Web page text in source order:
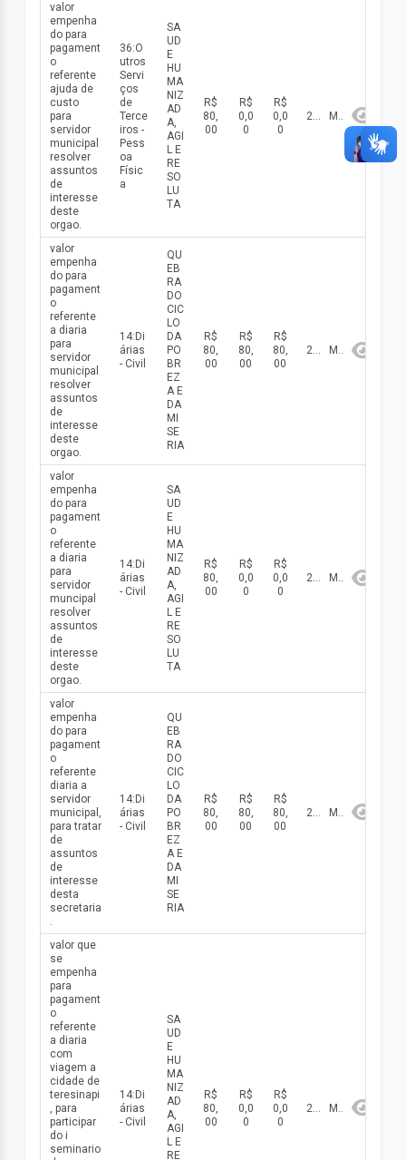
valor
empenha
do para
pagament
o
referente
ajuda de
custo
para
servidor
municipal
resolver
assuntos
de
interesse
deste
orgao.
36:O
utros
Servi
ços
de
Terce
iros -
Pess
oa
Físic
a
SA
UD
E
HU
MA
NIZ
AD
A,
AGI
L E
RE
SO
LU
TA
R$
80,
00
R$
0,0
0
R$
0,0
0
2026 Maio
valor
empenha
do para
pagament
o
referente
a diaria
para
servidor
municipal
resolver
assuntos
de
interesse
deste
orgao.
14:Di
árias
- Civil
QU
EB
RA
DO
CIC
LO
DA
PO
BR
EZ
A E
DA
MI
SE
RIA
R$
80,
00
R$
80,
00
R$
80,
00
2026 Maio
valor
empenha
do para
pagament
o
referente
a diaria
para
servidor
muncipal
resolver
assuntos
de
interesse
deste
orgao.
14:Di
árias
- Civil
SA
UD
E
HU
MA
NIZ
AD
A,
AGI
L E
RE
SO
LU
TA
R$
80,
00
R$
0,0
0
R$
0,0
0
2026 Maio
valor
empenha
do para
pagament
o
referente
diaria a
servidor
municipal,
para tratar
de
assuntos
de
interesse
desta
secretaria
.
14:Di
árias
- Civil
QU
EB
RA
DO
CIC
LO
DA
PO
BR
EZ
A E
DA
MI
SE
RIA
R$
80,
00
R$
80,
00
R$
80,
00
2026 Maio
valor que
se
empenha
para
pagament
o
referente
a diaria
com
viagem a
cidade de
teresinapi
, para
participar
do i
seminario
14:Di
árias
- Civil
SA
UD
E
HU
MA
NIZ
AD
A,
AGI
L E
RE
R$
80,
00
R$
0,0
0
R$
0,0
0
2026 Maio